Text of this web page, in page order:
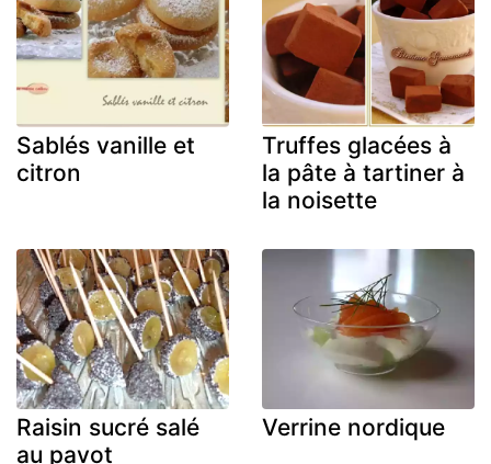
Sablés vanille et
citron
Truffes glacées à
la pâte à tartiner à
la noisette
Raisin sucré salé
au pavot
Verrine nordique